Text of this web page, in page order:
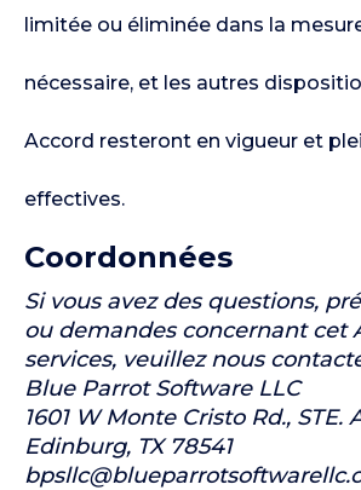
limitée ou éliminée dans la
nécessaire, et les autres
Accord resteront en vigueur et
effectives.
Coordonnées
Si vous avez des questions,
ou demandes concernant cet
services, veuillez nous
Blue Parrot Software LLC
1601 W Monte Cristo Rd., STE.
Edinburg, TX 78541